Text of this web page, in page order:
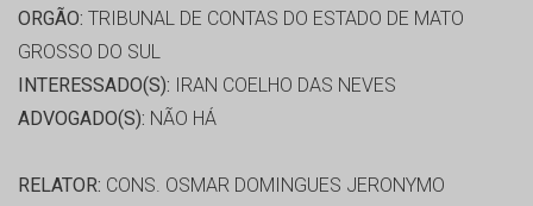
ORGÃO: TRIBUNAL DE CONTAS DO ESTADO DE MATO
GROSSO DO SUL
INTERESSADO(S): IRAN COELHO DAS NEVES
ADVOGADO(S): NÃO HÁ
RELATOR: CONS. OSMAR DOMINGUES JERONYMO